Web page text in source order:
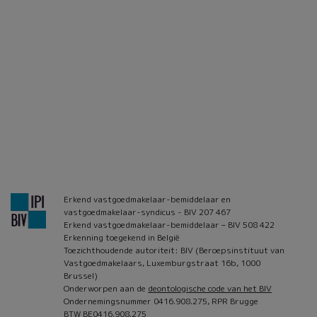
Erkend vastgoedmakelaar-bemiddelaar en
vastgoedmakelaar-syndicus - BIV 207 467
Erkend vastgoedmakelaar-bemiddelaar – BIV 508 422
Erkenning toegekend in België
Toezichthoudende autoriteit: BIV (Beroepsinstituut van
Vastgoedmakelaars, Luxemburgstraat 16b, 1000
Brussel)
Onderworpen aan de deontologische code van het BIV
Ondernemingsnummer 0416.908.275, RPR Brugge
BTW BE0416.908.275